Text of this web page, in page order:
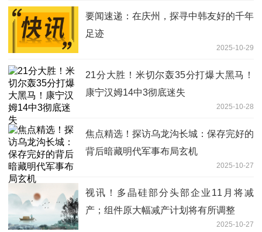
要闻速递：在庆州，探寻中韩友好的千年
足迹
2025-10-29
21分大胜！米切尔轰35分打爆大黑马！
康宁汉姆14中3彻底迷失
2025-10-28
焦点精选！探访乌龙沟长城：保存完好的
背后暗藏明代军事布局玄机
2025-10-27
视讯！多晶硅部分头部企业11月将减
产；组件原大幅减产计划将有所调整
2025-10-27